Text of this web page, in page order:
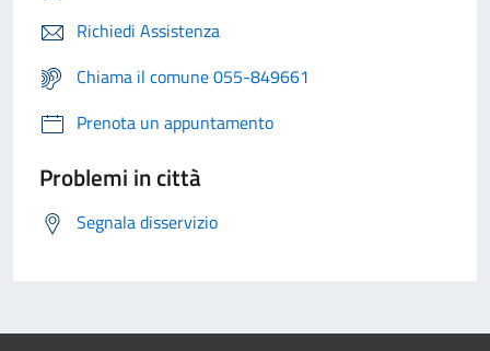
Richiedi Assistenza
Chiama il comune 055-849661
Prenota un appuntamento
Problemi in città
Segnala disservizio